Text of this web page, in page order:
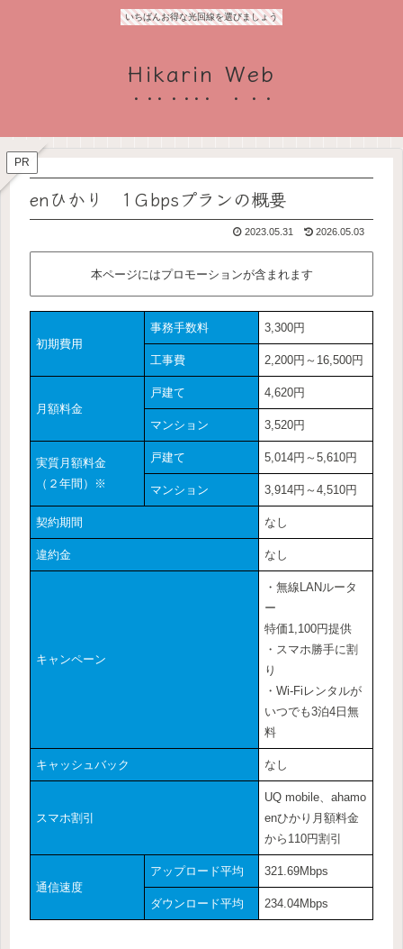
いちばんお得な光回線を選びましょう
Hikarin Web
PR
enひかり 1Ｇbpsプランの概要
2023.05.31 2026.05.03
本ページにはプロモーションが含まれます
初期費用
事務手数料 3,300円
工事費 2,200円～16,500円
月額料金
戸建て 4,620円
マンション 3,520円
実質月額料金
（２年間）※
戸建て 5,014円～5,610円
マンション 3,914円～4,510円
契約期間 なし
違約金 なし
キャンペーン
・無線LANルータ
ー
特価1,100円提供
・スマホ勝手に割
り
・Wi-Fiレンタルが
いつでも3泊4日無
料
キャッシュバック なし
スマホ割引
UQ mobile、ahamo
enひかり月額料金
から110円割引
通信速度
アップロード平均 321.69Mbps
ダウンロード平均 234.04Mbps